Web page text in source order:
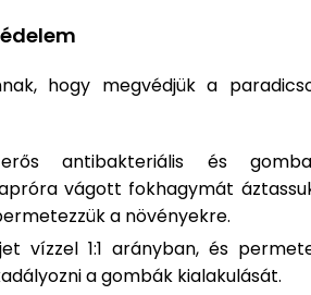
hogy megvédjük a
antibakteriális és
vágott fokhagymát
a növényekre.
vízzel 1:1 arányban, és
a gombák kialakulását.